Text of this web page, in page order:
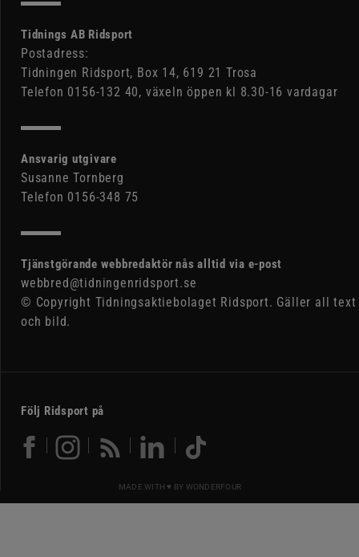
Tidnings AB Ridsport
Postadress:
Tidningen Ridsport, Box 14, 619 21 Trosa
Telefon 0156-132 40, växeln öppen kl 8.30-16 vardagar
Ansvarig utgivare
Susanne Tornberg
Telefon 0156-348 75
Tjänstgörande webbredaktör nås alltid via e-post
webbred@tidningenridsport.se
© Copyright Tidningsaktiebolaget Ridsport. Gäller all text
och bild.
Följ Ridsport på
MADE WITH ♥ BY WONDERFOUR